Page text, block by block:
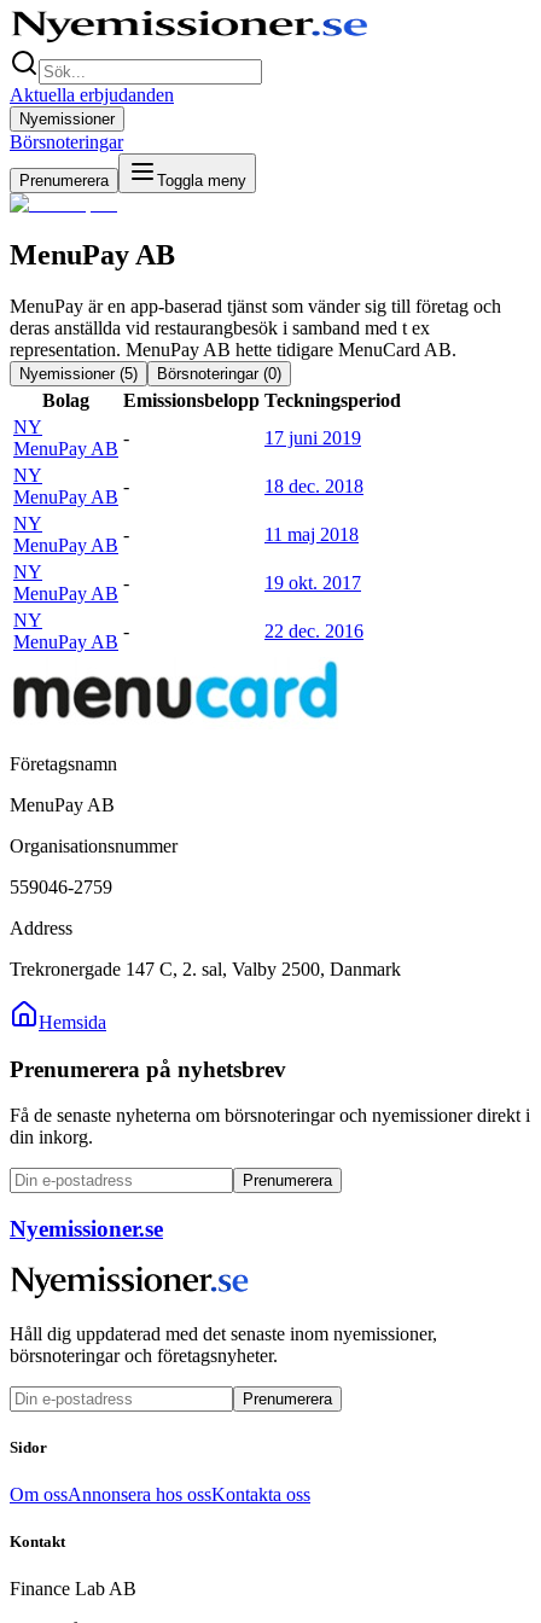
Aktuella erbjudanden
Nyemissioner
Börsnoteringar
Prenumerera Toggla meny
MenuPay AB
MenuPay är en app-baserad tjänst som vänder sig till företag och
deras anställda vid restaurangbesök i samband med t ex
representation. MenuPay AB hette tidigare MenuCard AB.
Nyemissioner (5) Börsnoteringar (0)
Bolag Emissionsbelopp Teckningsperiod
NY
MenuPay AB
-
17 juni 2019
NY
MenuPay AB
-
18 dec. 2018
NY
MenuPay AB
-
11 maj 2018
NY
MenuPay AB
-
19 okt. 2017
NY
MenuPay AB
- 22 dec. 2016
Företagsnamn
MenuPay AB
Organisationsnummer
559046-2759
Address
Trekronergade 147 C, 2. sal, Valby 2500, Danmark
Hemsida
Prenumerera på nyhetsbrev
Få de senaste nyheterna om börsnoteringar och nyemissioner direkt i
din inkorg.
Prenumerera
Nyemissioner.se
Håll dig uppdaterad med det senaste inom nyemissioner,
börsnoteringar och företagsnyheter.
Prenumerera
Sidor
Om ossAnnonsera hos ossKontakta oss
Kontakt
Finance Lab AB